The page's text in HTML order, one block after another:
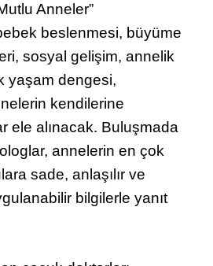
Anneler”
beslenmesi, büyüme
sosyal gelişim, annelik
yaşam dengesi,
kendilerine
ele alınacak. Buluşmada
annelerin en çok
sade, anlaşılır ve
bilgilerle yanıt